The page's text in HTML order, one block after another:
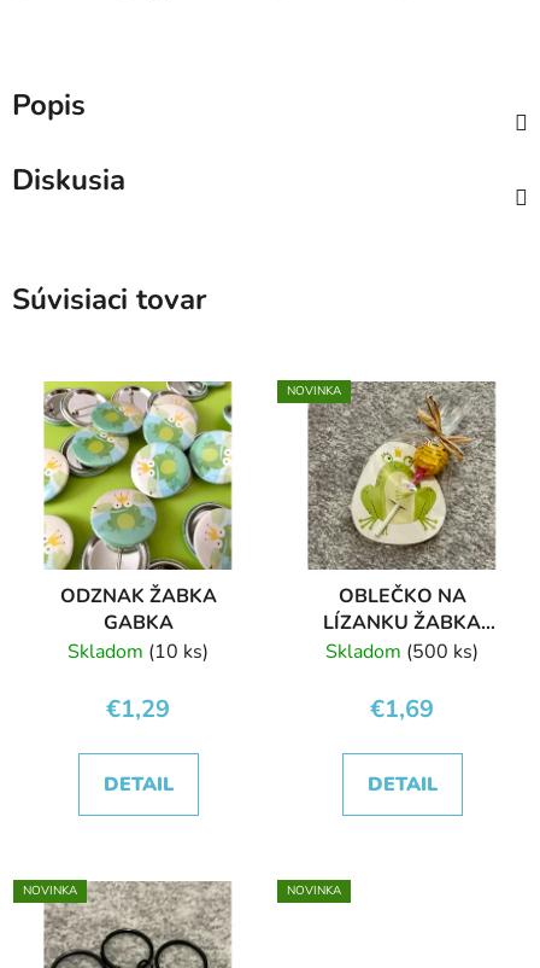
Popis
Diskusia
Súvisiaci tovar
ODZNAK ŽABKA
GABKA
Skladom (10 ks)
€1,29
DETAIL
NOVINKA
OBLEČKO NA
LÍZANKU ŽABKA
GABKA
Skladom (500 ks)
€1,69
DETAIL
NOVINKA NOVINKA